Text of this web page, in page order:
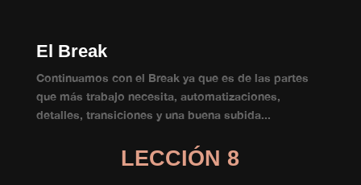
El Break
Continuamos con el Break ya que es de las partes
que más trabajo necesita, automatizaciones,
detalles, transiciones y una buena subida...
LECCIÓN 8